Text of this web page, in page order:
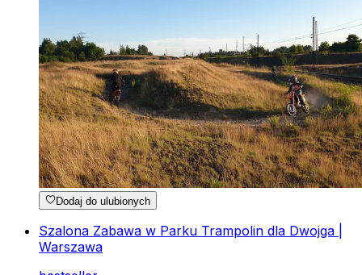
Dodaj do ulubionych
Szalona Zabawa w Parku Trampolin dla Dwojga |
Warszawa